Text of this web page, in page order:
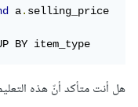
a.
GROUP BY item_type
هل أنت متأكد أنّ هذه